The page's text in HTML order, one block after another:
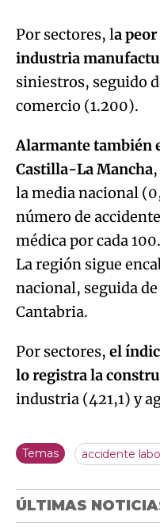
Por sectores, la
industria
siniestros, seguido
comercio (1.200).
Alarmante también
Castilla-La Mancha
la media nacional
número de
médica por cada
La región sigue
nacional, seguida
Cantabria.
Por sectores, el
lo registra la
industria (421,1) y
Temas accidente
ÚLTIMAS